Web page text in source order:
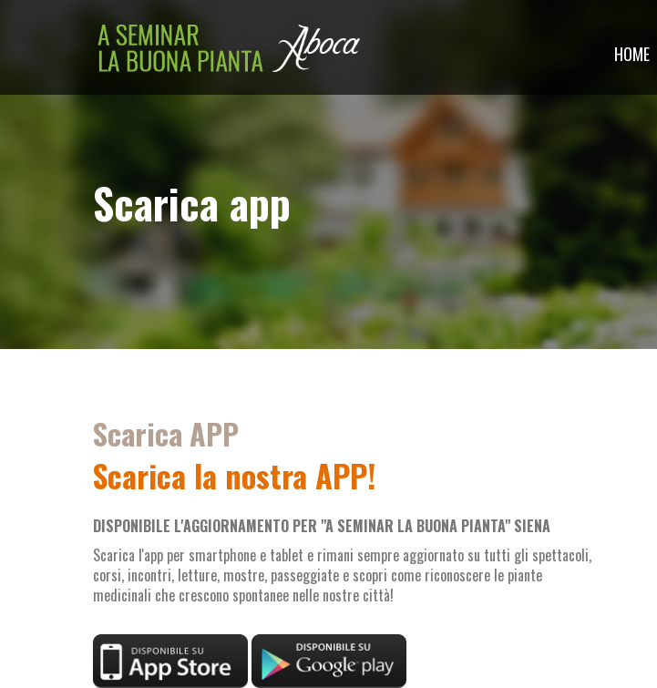
HOME
Scarica app
Scarica APP
Scarica la nostra APP!
DISPONIBILE L'AGGIORNAMENTO PER "A SEMINAR LA BUONA PIANTA" SIENA
Scarica l'app per smartphone e tablet e rimani sempre aggiornato su tutti gli spettacoli,
corsi, incontri, letture, mostre, passeggiate e scopri come riconoscere le piante
medicinali che crescono spontanee nelle nostre città!